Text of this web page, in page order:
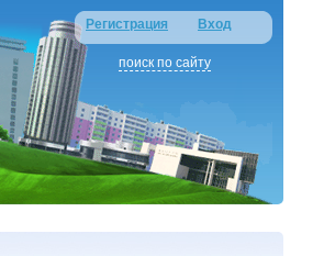
Регистрация Вход
поиск по сайту